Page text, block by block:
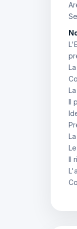
Il
Il